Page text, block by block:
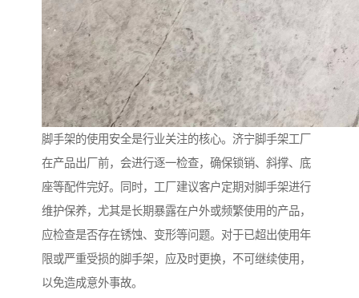
脚手架的使用安全是行业关注的核心。济宁脚手架工厂
在产品出厂前，会进行逐一检查，确保锁销、斜撑、底
座等配件完好。同时，工厂建议客户定期对脚手架进行
维护保养，尤其是长期暴露在户外或频繁使用的产品，
应检查是否存在锈蚀、变形等问题。对于已超出使用年
限或严重受损的脚手架，应及时更换，不可继续使用，
以免造成意外事故。